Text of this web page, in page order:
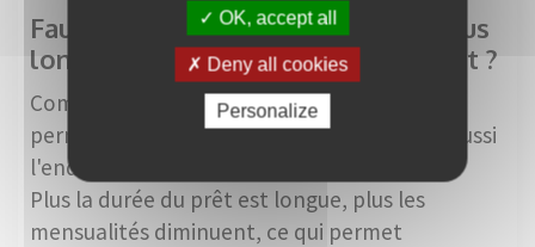
Faut-il emprunter sur une durée plus
longue pour augmenter son budget ?
Comme dans une course, ajuster la distance
permet de moduler l'effort… mais change aussi
l'endurance nécessaire.
Plus la durée du prêt est longue, plus les
mensualités diminuent, ce qui permet
OK, accept all
Deny all cookies
Personalize